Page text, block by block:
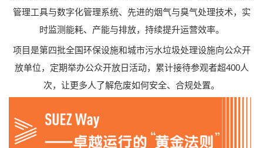
管理工具与数字化管理系统、先进的烟气与臭气处理技术，实
时监测能耗、产能与排放，持续提升运营效率。
项目是第四批全国环保设施和城市污水垃圾处理设施向公众开
放单位，定期举办公众开放日活动，累计接待参观者超400人
次，让更多人了解危废如何安全、合规处置。